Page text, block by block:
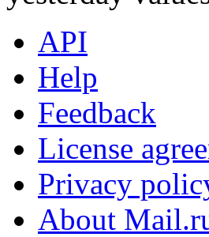
API
Help
Feedback
License
Privacy
About